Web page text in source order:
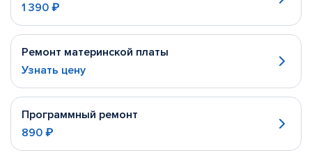
1 390 ₽
Ремонт материнской платы
Узнать цену
Программный ремонт
890 ₽